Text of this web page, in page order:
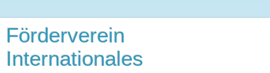
Förderverein
Internationales